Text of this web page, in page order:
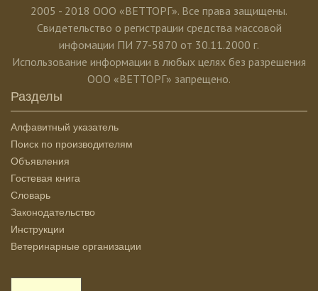
2005 - 2018 ООО «ВЕТТОРГ». Все права защищены.
Свидетельство о регистрации средства массовой
инфомации ПИ 77-5870 от 30.11.2000 г.
Использование информации в любых целях без разрешения
ООО «ВЕТТОРГ» запрещено.
Разделы
Алфавитный указатель
Поиск по производителям
Объявления
Гостевая книга
Словарь
Законодательство
Инструкции
Ветеринарные организации